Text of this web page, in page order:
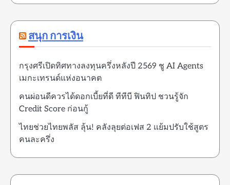
สนุก การเงิน
กรุงศรีเปิดทิศทางลงทุนครึ่งหลังปี 2569 ชู AI Agents
เมกะเทรนด์แห่งอนาคต
คนผ่อนดีควรได้ดอกเบี้ยที่ดี ทีทีบี ฟินทิป ชวนรู้จัก
Credit Score ก่อนกู้
ไทยช่วยไทยพลัส ลุ้น! คลังลุยต่อเฟส 2 แย้มปรับใช้สูตร
คนละครึ่ง